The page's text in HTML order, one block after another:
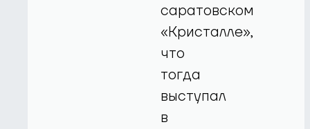
саратовском
«Кристалле»,
что
тогда
выступал
в